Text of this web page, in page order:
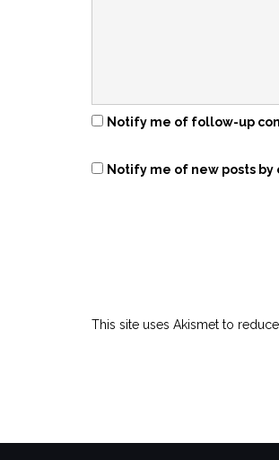
Notify me of follow-up
Notify me of new posts by
This site uses Akismet to reduce